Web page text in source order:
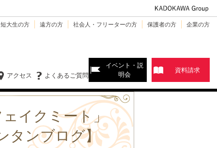
大生の方 遠方の方 社会人・フリーターの方 保護者の方 企業の方
よくあるご質問
アクセス
イベント・説
明会
資料請求
イクミート」
タンブログ】